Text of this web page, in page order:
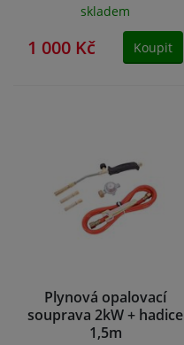
skladem
1 000 Kč Koupit
Plynová opalovací
souprava 2kW + hadice
1,5m